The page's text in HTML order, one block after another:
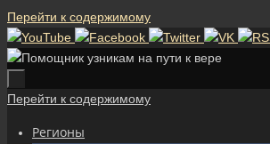
Перейти к содержимому
Перейти к содержимому
Регионы